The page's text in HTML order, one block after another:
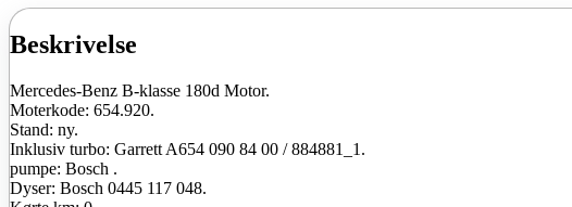
Beskrivelse
Mercedes-Benz B-klasse 180d Motor.
Moterkode: 654.920.
Stand: ny.
Inklusiv turbo: Garrett A654 090 84 00 / 884881_1.
pumpe: Bosch .
Dyser: Bosch 0445 117 048.